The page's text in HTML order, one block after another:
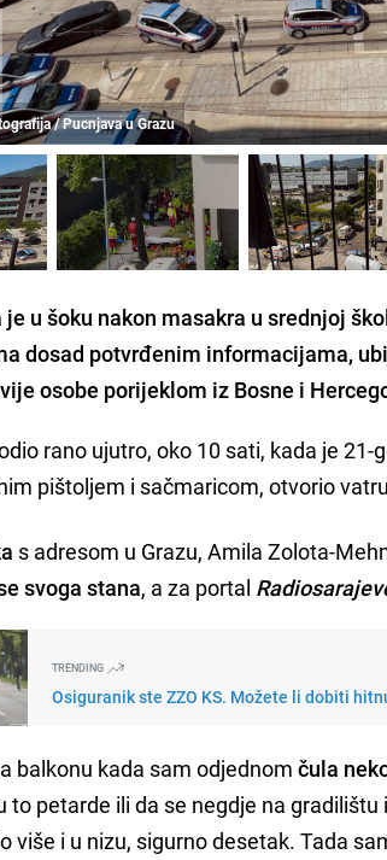
/ Pucnjava u Grazu
u šoku nakon masakra u srednjoj
dosad potvrđenim informacijama,
osobe porijeklom iz Bosne i
rano ujutro, oko 10 sati, kada je
pištoljem i sačmaricom, otvorio
s adresom u Grazu, Amila Zolota-
svoga stana, a za portal
TRENDING
Osiguranik ste ZZO KS. Možete li dobiti
balkonu kada sam odjednomčula
to petarde ili da se negdje na
više i u nizu, sigurno desetak. Tada